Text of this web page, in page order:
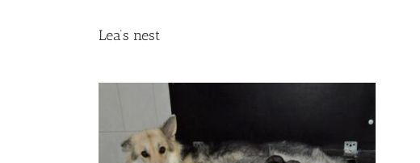
Lea’s nest